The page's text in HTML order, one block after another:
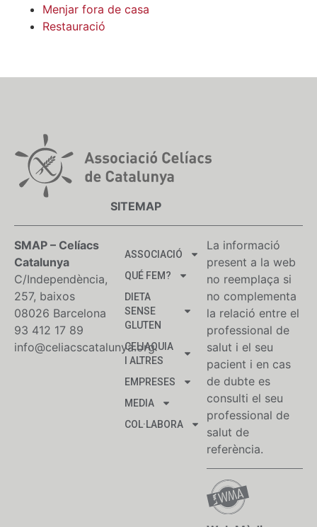
Menjar fora de casa
Restauració
SMAP – Celíacs
Catalunya
C/Independència,
257, baixos
08026 Barcelona
93 412 17 89
info@celiacscatalunya.org
SITEMAP
ASSOCIACIÓ
QUÉ FEM?
DIETA
SENSE
GLUTEN
CELIAQUIA
I ALTRES
EMPRESES
MEDIA
COL·LABORA
La informació
present a la web
no reemplaça si
no complementa
la relació entre el
professional de
salut i el seu
pacient i en cas
de dubte es
consulti el seu
professional de
salut de
referència.